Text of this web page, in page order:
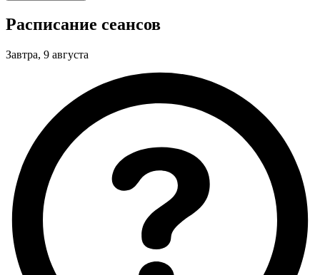
Расписание сеансов
Завтра, 9 августа